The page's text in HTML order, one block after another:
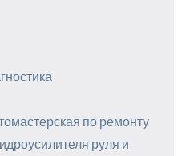
по ремонту
руля и